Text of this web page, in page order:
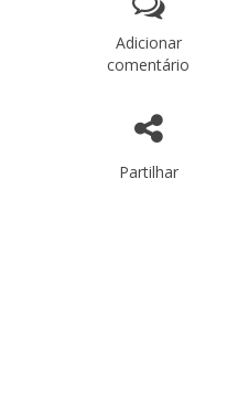
Adicionar
comentário
Partilhar